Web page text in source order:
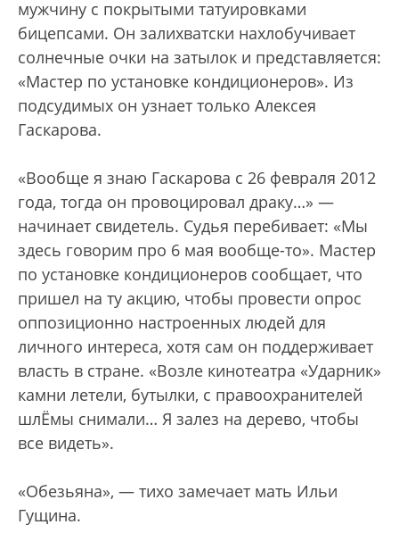
мужчину с покрытыми татуировками
бицепсами. Он залихватски нахлобучивает
солнечные очки на затылок и представляется:
«Мастер по установке кондиционеров». Из
подсудимых он узнает только Алексея
Гаскарова.
«Вообще я знаю Гаскарова с 26 февраля 2012
года, тогда он провоцировал драку…» —
начинает свидетель. Судья перебивает: «Мы
здесь говорим про 6 мая вообще-то». Мастер
по установке кондиционеров сообщает, что
пришел на ту акцию, чтобы провести опрос
оппозиционно настроенных людей для
личного интереса, хотя сам он поддерживает
власть в стране. «Возле кинотеатра «Ударник»
камни летели, бутылки, с правоохранителей
шлЁмы снимали… Я залез на дерево, чтобы
все видеть».
«Обезьяна», — тихо замечает мать Ильи
Гущина.